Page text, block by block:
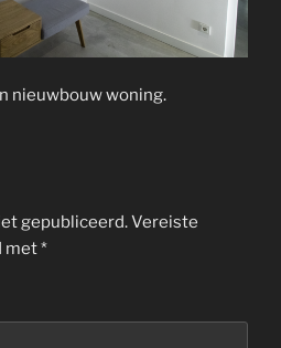
nieuwbouw woning.
gepubliceerd.Vereiste
met*